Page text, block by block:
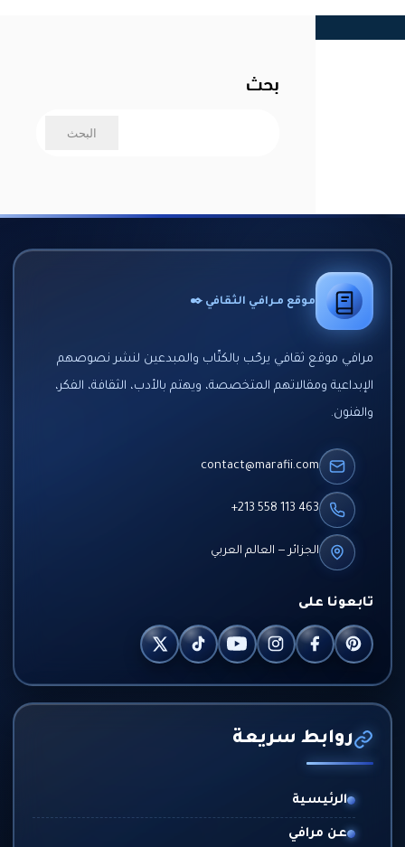
بحث
موقع مـرافـي الثقافي ✒️
مرافي موقع ثقافي يرحّب بالكتّاب والمبدعين لنشر نصوصهم
الإبداعية ومقالاتهم المتخصصة، ويهتم بالأدب، الثقافة، الفكر،
والفنون.
contact@marafii.com
+213 558 113 463
الجزائر — العالم العربي
تابعونا على
روابط سريعة
الرئيسية
عن مرافي